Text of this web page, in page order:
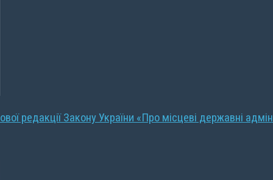
редакції Закону України «Про місцеві державні